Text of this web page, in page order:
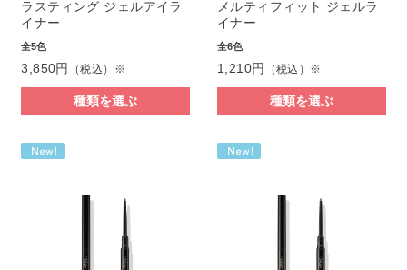
ラスティング ジェルアイラ
イナー
全5色
3,850円 （税込）※
種類を選ぶ
メルティフィット ジェルラ
イナー
全6色
1,210円 （税込）※
種類を選ぶ